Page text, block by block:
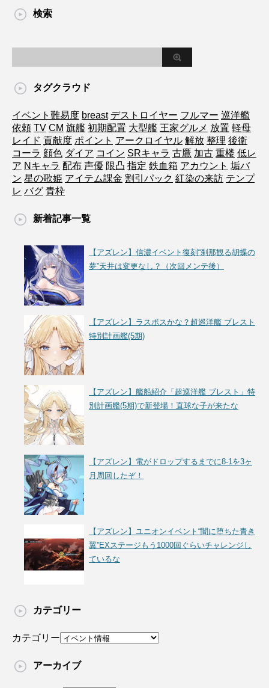
検索
タグクラウド
イベント難易度 breast デストロイヤー フルマー 巡洋艦
依頼 TV CM 旗艦 初期配置 大型艦 王家グルメ 放置 軽母
レイド 貢献度 ポイント アークロイヤル 解放 整理 後衛
コーラ 顔色 ダイア コイン SRキャラ 古鷹 加古 重楼 低レ
ア Nキャラ 配布 声優 限凸 指定 鉄血箱 アカウント 垢バ
ン 星の歌姫 アイテム課金 割引パック 紅染の来訪 テンプ
レ バグ 青枠
新着記事一覧
【アズレン】信濃イベント復刻“刹那観る胡蝶の
夢”天井は変更なし？（次回メンテ後）
【アズレン】ラスボスかな？超巡洋艦 ブレスト
特別計画艦(5期)
【アズレン】艦船紹介「超巡洋艦 ブレスト」特
別計画艦(5期)で新登場！直球な子が来たな
【アズレン】電がドロップするまでに8-1を3ヶ
月周回したぞ！
【アズレン】ユニオンイベント“闇に堕ちた青き
翼”EXステージもう1000回ぐらいチャレンジし
ているな
カテゴリー
カテゴリー
アーカイブ